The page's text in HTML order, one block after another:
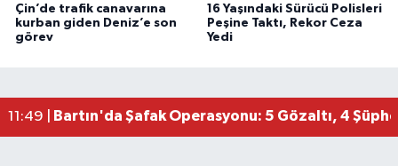
Çin’de trafik canavarına
kurban giden Deniz’e son
görev
16 Yaşındaki Sürücü Polisleri
Peşine Taktı, Rekor Ceza
Yedi
11:49 | Bartın'da Şafak Operasyonu: 5 Gözaltı, 4